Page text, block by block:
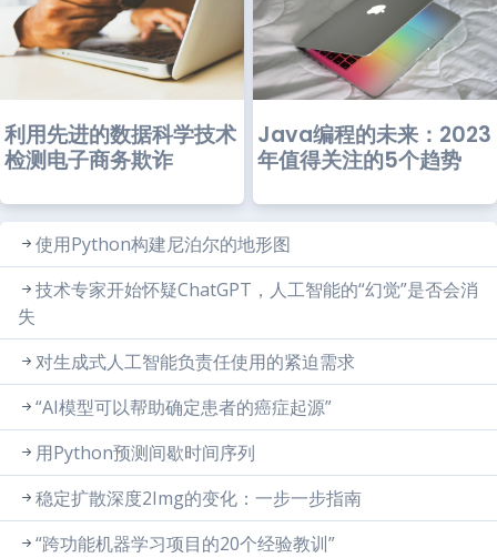
利用先进的数据科学技术
检测电子商务欺诈
Java编程的未来：2023
年值得关注的5个趋势
使用Python构建尼泊尔的地形图
技术专家开始怀疑ChatGPT，人工智能的“幻觉”是否会消
失
对生成式人工智能负责任使用的紧迫需求
“AI模型可以帮助确定患者的癌症起源”
用Python预测间歇时间序列
稳定扩散深度2Img的变化：一步一步指南
“跨功能机器学习项目的20个经验教训”